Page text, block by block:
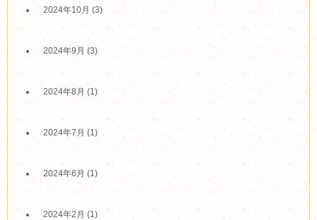
2024年10月 (3)
2024年9月 (3)
2024年8月 (1)
2024年7月 (1)
2024年6月 (1)
2024年2月 (1)